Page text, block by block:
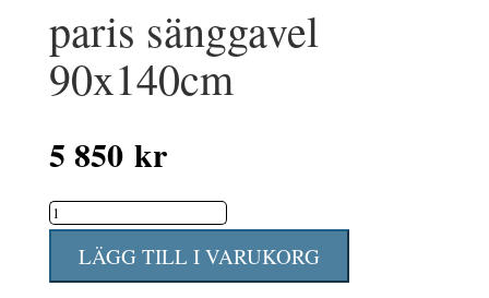
paris sänggavel
90x140cm
5 850 kr
paris
sänggavel
90x140cm
LÄGG TILL I VARUKORG